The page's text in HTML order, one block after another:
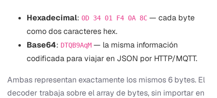
Hexadecimal: 0D 34 01 F4 0A 8C — cada byte
como dos caracteres hex.
Base64: DTQB9AqM — la misma información
codificada para viajar en JSON por HTTP/MQTT.
Ambas representan exactamente los mismos 6 bytes. El
decoder trabaja sobre el array de bytes, sin importar en